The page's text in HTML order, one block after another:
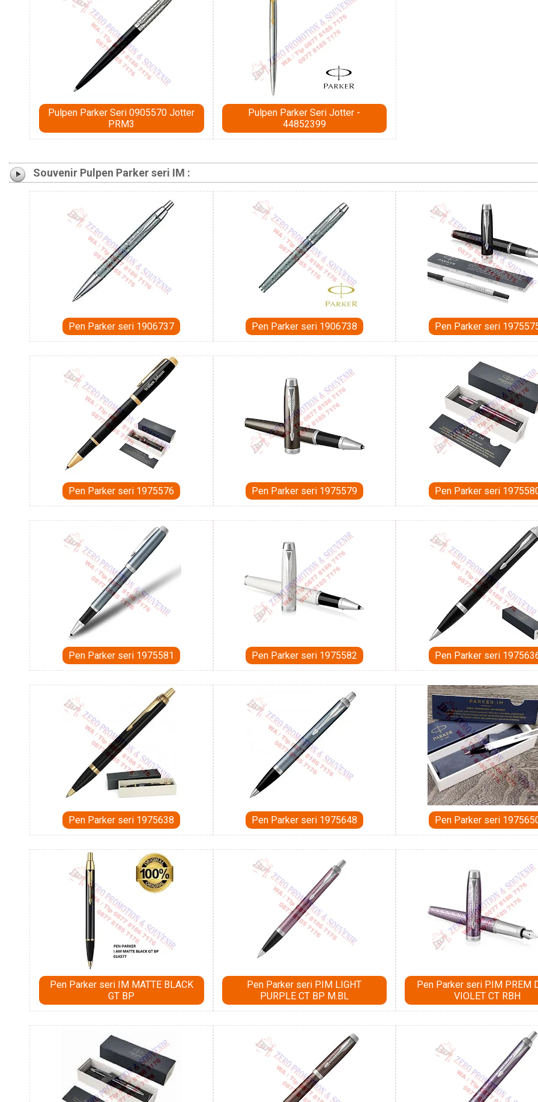
Pulpen Parker Seri 0905570 Jotter
PRM3
Pulpen Parker Seri Jotter -
44852399
Souvenir Pulpen Parker seri IM :
Pen Parker seri 1906737 Pen Parker seri 1906738 Pen Parker seri
Pen Parker seri 1975576 Pen Parker seri 1975579 Pen Parker seri
Pen Parker seri 1975581 Pen Parker seri 1975582 Pen Parker seri
Pen Parker seri 1975638 Pen Parker seri 1975648 Pen Parker seri
Pen Parker seri IM MATTE BLACK
GT BP
Pen Parker seri P.IM LIGHT
PURPLE CT BP M.BL
Pen Parker seri P.IM PREM
VIOLET CT RBH